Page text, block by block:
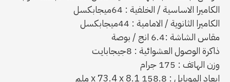
الكاميرا الاساسية / الخلفية : 64ميجابكسل
الكاميرا الثانوية / الامامية : 44ميجابكسل
مقاس الشاشة :6.4 انج / بوصة
ذاكرة الوصول العشوائية : 8جيجابايت
وزن الهاتف : 175 جرام
ابعاد الموبايل : 158.8 x 73.4 x 8.1 ملم